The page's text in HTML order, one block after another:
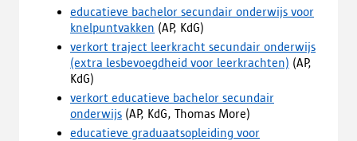
educatieve bachelor secundair onderwijs voor
knelpuntvakken (AP, KdG)
verkort traject leerkracht secundair onderwijs
(extra lesbevoegdheid voor leerkrachten) (AP,
KdG)
verkort educatieve bachelor secundair
onderwijs (AP, KdG, Thomas More)
educatieve graduaatsopleiding voor